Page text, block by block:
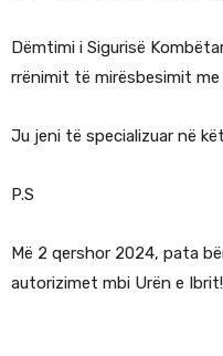
Dëmtimi i Sigurisë
rrënimit të mirësbesimit
Ju jeni të specializuar në
P.S
Më 2 qershor 2024, pata
autorizimet mbi Urën e Ibrit!